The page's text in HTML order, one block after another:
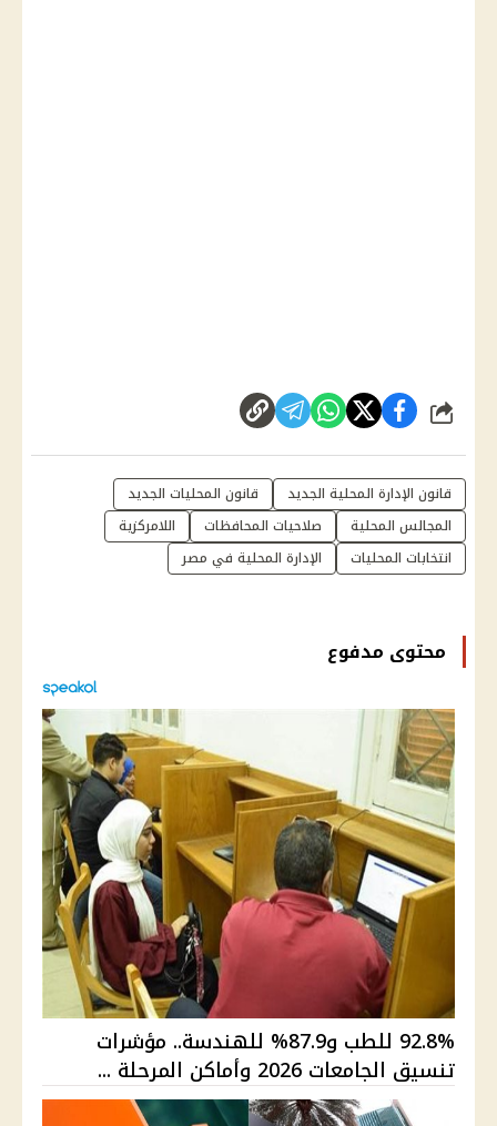
شارك
قانون الإدارة المحلية الجديد
قانون المحليات الجديد
المجالس المحلية
صلاحيات المحافظات
اللامركزية
انتخابات المحليات
الإدارة المحلية في مصر
محتوى مدفوع
92.8% للطب و87.9% للهندسة.. مؤشرات
تنسيق الجامعات 2026 وأماكن المرحلة ...